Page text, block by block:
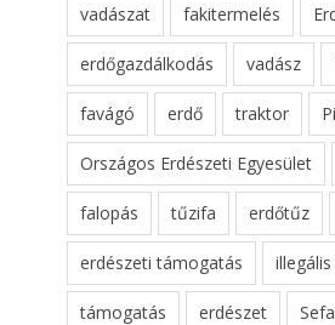
vadászat fakitermelés
erdőgazdálkodás vadász
favágó erdő traktor
Országos Erdészeti Egyesület
falopás tűzifa erdőtűz
erdészeti támogatás
támogatás erdészet